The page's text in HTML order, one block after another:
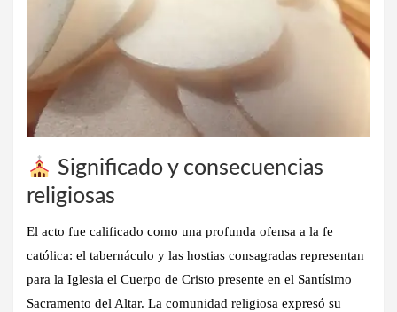
Significado y consecuencias
religiosas
El acto fue calificado como una profunda ofensa a la fe
católica: el tabernáculo y las hostias consagradas representan
para la Iglesia el Cuerpo de Cristo presente en el Santísimo
Sacramento del Altar. La comunidad religiosa expresó su